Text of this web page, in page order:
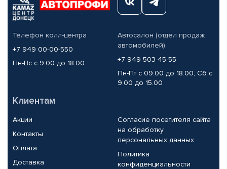
Телефон колл-центра
+7 949 00-00-550
Пн-Вс с 9.00 до 18.00
Автосалон (отдел продаж
автомобилей)
+7 949 503-45-55
Пн-Пт с 09.00 до 18.00, Сб с
9.00 до 15.00
Клиентам
Акции
Контакты
Оплата
Доставка
Согласие посетителя сайта
на обработку
персональных данных
Политика
конфиденциальности